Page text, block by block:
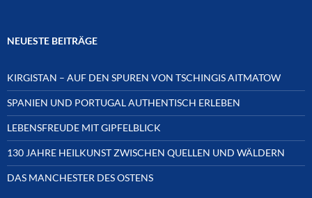
NEUESTE BEITRÄGE
KIRGISTAN – AUF DEN SPUREN VON TSCHINGIS AITMATOW
SPANIEN UND PORTUGAL AUTHENTISCH ERLEBEN
LEBENSFREUDE MIT GIPFELBLICK
130 JAHRE HEILKUNST ZWISCHEN QUELLEN UND WÄLDERN
DAS MANCHESTER DES OSTENS